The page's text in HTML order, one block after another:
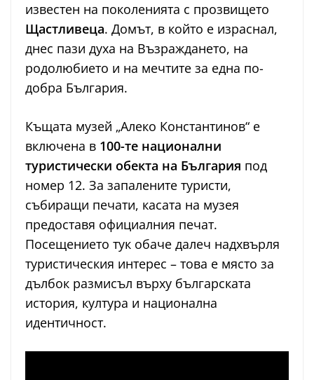
известен на поколенията с прозвището
Щастливеца. Домът, в който е израснал,
днес пази духа на Възраждането, на
родолюбието и на мечтите за една по-
добра България.
Къщата музей „Алеко Константинов“ е
включена в 100-те национални
туристически обекта на България под
номер 12. За запалените туристи,
събиращи печати, касата на музея
предоставя официалния печат.
Посещението тук обаче далеч надхвърля
туристическия интерес – това е място за
дълбок размисъл върху българската
история, култура и национална
идентичност.